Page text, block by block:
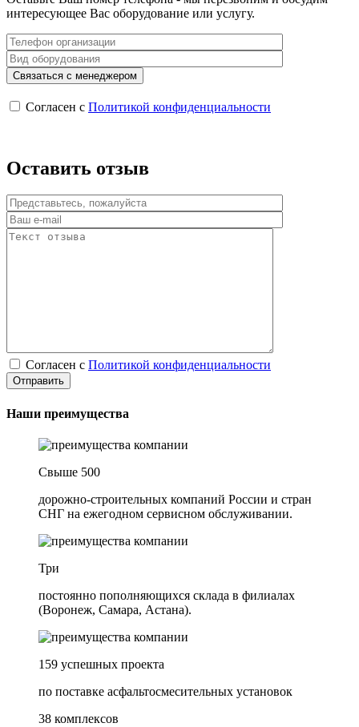
интересующее Вас оборудование или услугу.
Согласен с Политикой конфиденциальности
Оставить отзыв
Согласен с Политикой конфиденциальности
Наши преимущества
Свыше 500
дорожно-строительных компаний России и стран
СНГ на ежегодном сервисном обслуживании.
Три
постоянно пополняющихся склада в филиалах
(Воронеж, Самара, Астана).
159 успешных проекта
по поставке асфальтосмесительных установок
38 комплексов